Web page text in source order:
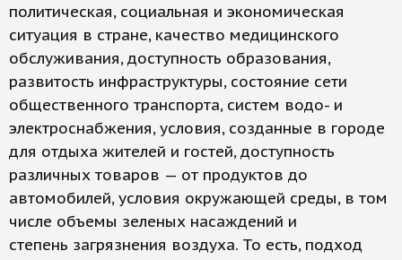
политическая, социальная и экономическая
ситуация в стране, качество медицинского
обслуживания, доступность образования,
развитость инфраструктуры, состояние сети
общественного транспорта, систем водо- и
электроснабжения, условия, созданные в городе
для отдыха жителей и гостей, доступность
различных товаров — от продуктов до
автомобилей, условия окружающей среды, в том
числе объемы зеленых насаждений и
степень загрязнения воздуха. То есть, подход